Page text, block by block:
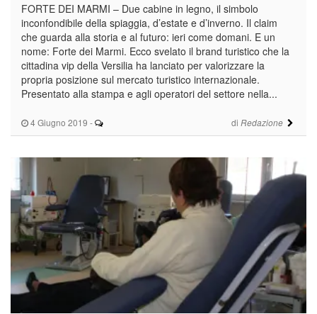
4 Giugno 2019 - di Redazione
FORTE DEI MARMI – Due cabine in legno, il simbolo
inconfondibile della spiaggia, d’estate e d’inverno. Il claim
che guarda alla storia e al futuro: ieri come domani. E un
nome: Forte dei Marmi. Ecco svelato il brand turistico che la
cittadina vip della Versilia ha lanciato per valorizzare la
propria posizione sul mercato turistico internazionale.
Presentato alla stampa e agli operatori del settore nella...